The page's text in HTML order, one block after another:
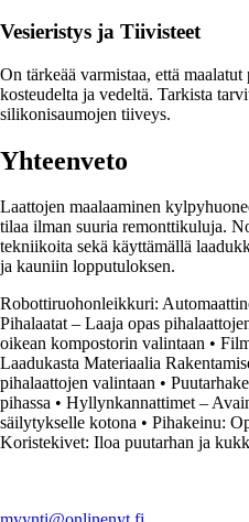
Vesieristys ja Tiivisteet
On tärkeää varmistaa, että
kosteudelta ja vedeltä. Tarkista
silikonisaumojen tiiveys.
Yhteenveto
Laattojen maalaaminen
tilaa ilman suuria remonttikuluja.
tekniikoita sekä käyttämällä
ja kauniin lopputuloksen.
Robottiruohonleikkuri:
Pihalaatat – Laaja opas
oikean kompostorin valintaan •
Laadukasta Materiaalia
pihalaattojen valintaan •
pihassa • Hyllynkannattimet –
säilytykselle kotona • Pihakeinu:
Koristekivet: Iloa puutarhan ja